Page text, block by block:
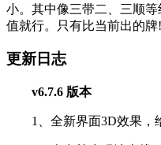
小。其中像三带二、三顺
值就行。只有比当前出的
更新日志
v6.7.6 版本
1、全新界面3D效果，